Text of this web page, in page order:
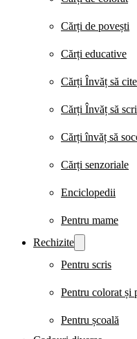
Cărți de povești
Cărți educative
Cărți Învăț să
Cărți Învăț să
Cărți învăț să
Cărți senzoriale
Enciclopedii
Pentru mame
Rechizite
Pentru scris
Pentru colorat și
Pentru școală